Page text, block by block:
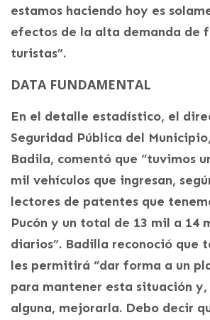
estamos haciendo hoy es
efectos de la alta demanda de
turistas”.
DATA FUNDAMENTAL
En el detalle estadístico, el
Seguridad Pública del
Badila, comentó que “tuvimos
mil vehículos que ingresan,
lectores de patentes que
Pucón y un total de 13 mil a 14
diarios”. Badilla reconoció que
les permitirá “dar forma a un
para mantener esta situación y,
alguna, mejorarla. Debo decir